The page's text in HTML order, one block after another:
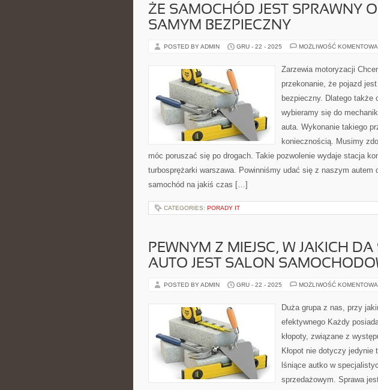
ŻE SAMOCHÓD JEST SPRAWNY
SAMYM BEZPIECZNY
POSTED BY ADMIN GRU - 22 - 2025 MOŻLIWOŚĆ
Zarzewia motoryzacji
przekonanie, że pojazd
bezpieczny. Dlatego także
wybieramy się do
auta. Wykonanie takiego
koniecznością. Musimy
móc poruszać się po drogach. Takie pozwolenie wydaje stacja
turbosprężarki warszawa. Powinniśmy udać się z naszym autem
samochód na jakiś czas […]
CATEGORIES: PORADY IT
PEWNYM Z MIEJSC, W JAKICH
AUTO JEST SALON
POSTED BY ADMIN GRU - 22 - 2025 MOŻLIWOŚĆ
Duża grupa z nas, przy
efektywnego Każdy
kłopoty, związane z
Kłopot nie dotyczy jedynie
lśniące autko w
sprzedażowym. Sprawa